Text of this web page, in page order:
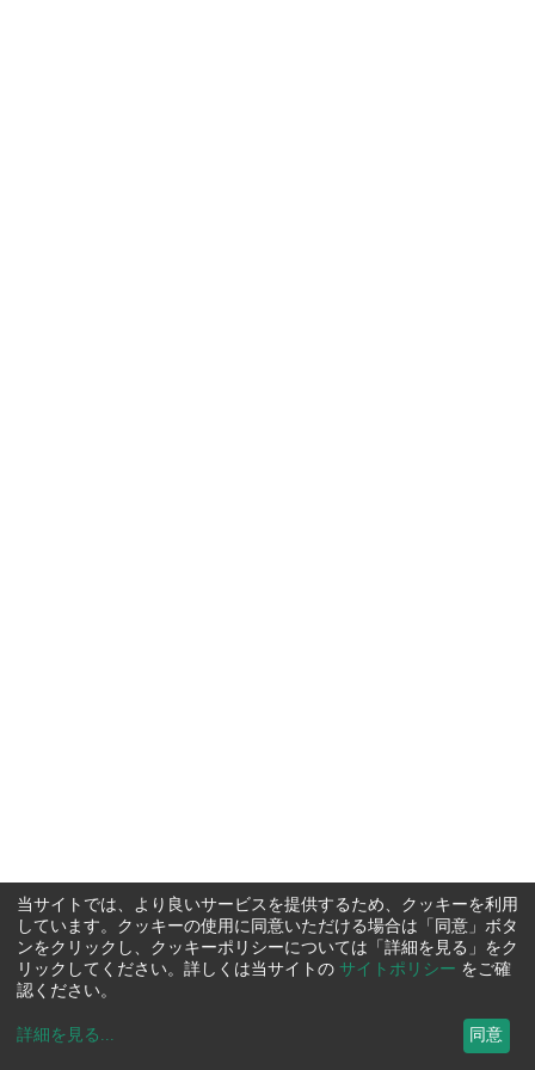
当サイトでは、より良いサービスを提供するため、クッキーを利用
しています。クッキーの使用に同意いただける場合は「同意」ボタ
ンをクリックし、クッキーポリシーについては「詳細を見る」をク
リックしてください。詳しくは当サイトの サイトポリシー をご確
認ください。
詳細を見る ... 同意